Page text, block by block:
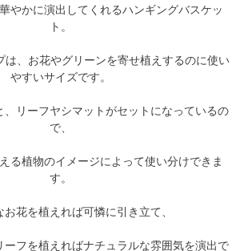
やかに演出してくれるハンギングバスケッ
ト。
は、お花やグリーンを寄せ植えするのに使い
やすいサイズです。
、リーフヤシマットがセットになっているの
で、
る植物のイメージによって使い分けできま
す。
お花を植えれば可憐に引き立て、
ーフを植えればナチュラルな雰囲気を演出で